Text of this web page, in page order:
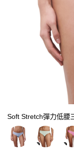
Soft Stretch彈力低腰